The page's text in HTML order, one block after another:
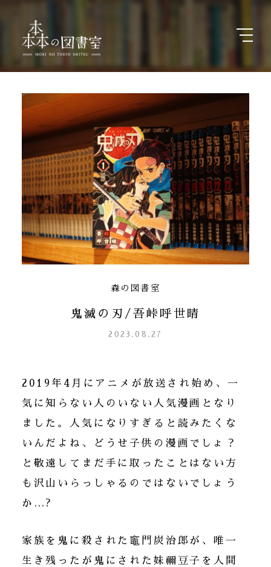
森の図書室
鬼滅の刃/吾峠呼世晴
2023.08.27
2019年4月にアニメが放送され始め、一
気に知らない人のいない人気漫画となり
ました。人気になりすぎると読みたくな
いんだよね、どうせ子供の漫画でしょ？
と敬遠してまだ手に取ったことはない方
も沢山いらっしゃるのではないでしょう
か…?
家族を鬼に殺された竈門炭治郎が、唯一
生き残ったが鬼にされた妹禰󠄀豆子を人間